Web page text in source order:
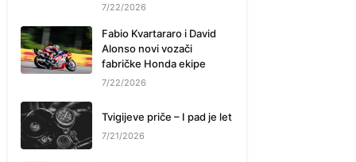
7/22/2026
Fabio Kvartararo i David
Alonso novi vozači
fabričke Honda ekipe
7/22/2026
Tvigijeve priče – I pad je let
7/21/2026